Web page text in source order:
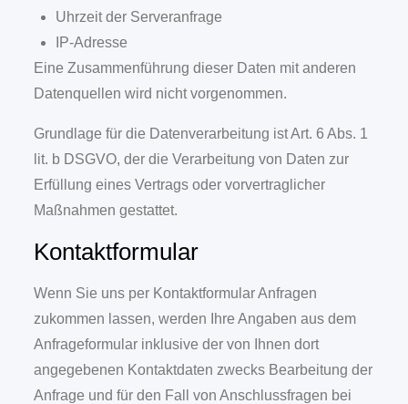
Uhrzeit der Serveranfrage
IP-Adresse
Eine Zusammenführung dieser Daten mit anderen
Datenquellen wird nicht vorgenommen.
Grundlage für die Datenverarbeitung ist Art. 6 Abs. 1
lit. b DSGVO, der die Verarbeitung von Daten zur
Erfüllung eines Vertrags oder vorvertraglicher
Maßnahmen gestattet.
Kontaktformular
Wenn Sie uns per Kontaktformular Anfragen
zukommen lassen, werden Ihre Angaben aus dem
Anfrageformular inklusive der von Ihnen dort
angegebenen Kontaktdaten zwecks Bearbeitung der
Anfrage und für den Fall von Anschlussfragen bei